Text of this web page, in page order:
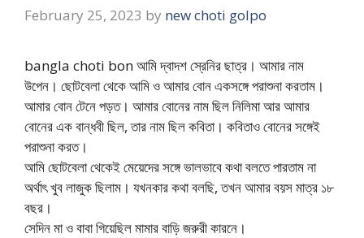
February 25, 2023 by new choti golpo
bangla choti bon আমি দ্বাদশ স্রেনির ছাত্র। আমার নাম
উপেন। ছোটবেলা থেকে আমি ও আমার বোন একসঙ্গে পরাশুনা করতাম।
আমার বোন টেনে পড়ত। আমার বোনের নাম ছিল নিলিমা আর আমার
বোনের এক বান্ধবী ছিল, তার নাম ছিল কবিতা। কবিতাও বোনের সঙ্গেই
পরাশুনা করত।
আমি ছোটবেলা থেকেই মেয়েদের সঙ্গে ভালভাবে কথা বলতে পারতাম না
অর্থাৎ খুব লাজুক ছিলাম। যখনকার কথা বলছি, তখন আমার বয়স মাত্র ১৮
বছর।
সেদিন মা ও বাবা গিয়েছিল মামার বাড়ি জরুরী কারনে।